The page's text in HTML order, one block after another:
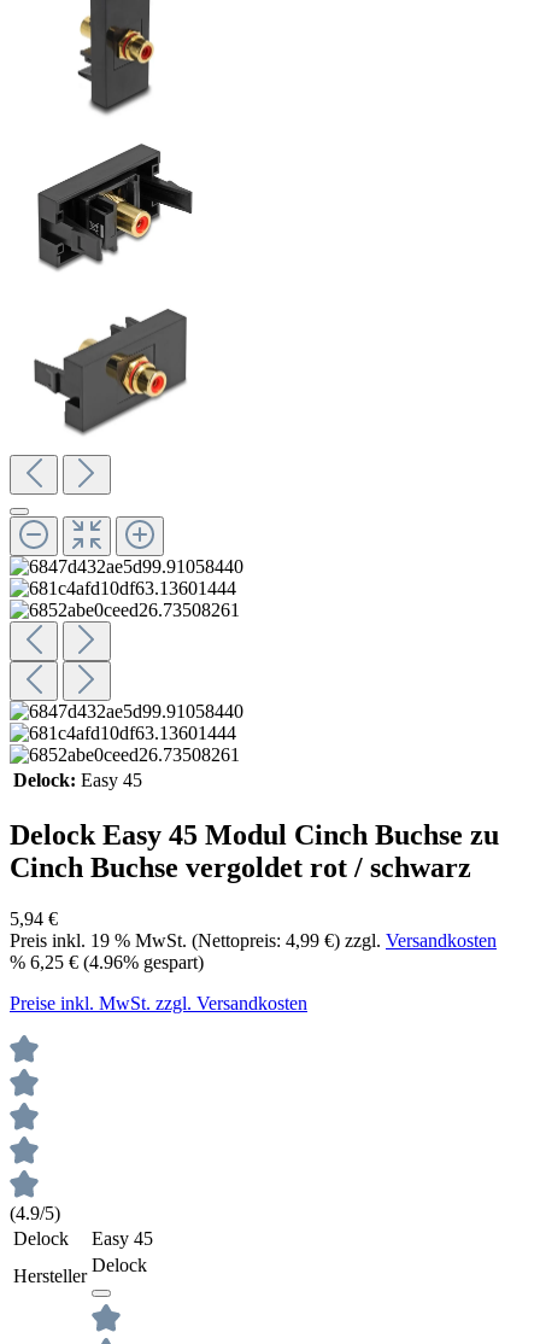
Delock: Easy 45
Delock Easy 45 Modul Cinch Buchse zu
Cinch Buchse vergoldet rot / schwarz
5,94 €
Preis inkl. 19 % MwSt. (Nettopreis: 4,99 €) zzgl. Versandkosten
% 6,25 € (4.96% gespart)
Preise inkl. MwSt. zzgl. Versandkosten
(4.9/5)
Delock
Easy 45
Hersteller
Delock